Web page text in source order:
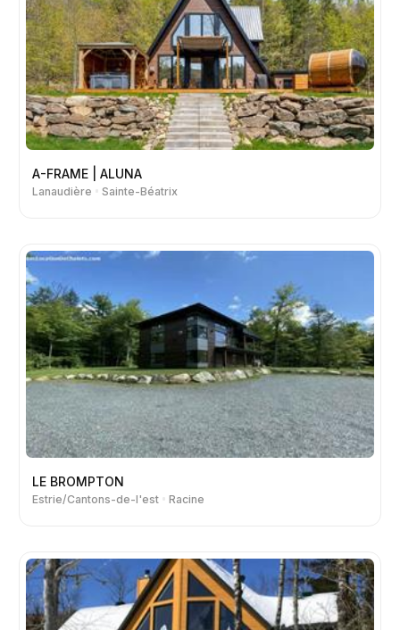
A-FRAME | ALUNA
Lanaudière Sainte-Béatrix
LE BROMPTON
Estrie/Cantons-de-l'est Racine